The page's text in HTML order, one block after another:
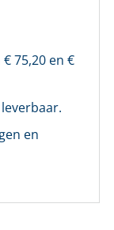
€75,20 en €
en
aan